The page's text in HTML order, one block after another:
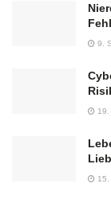
9.
19.
15.